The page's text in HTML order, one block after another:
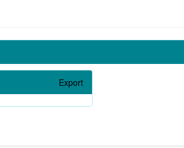
Export